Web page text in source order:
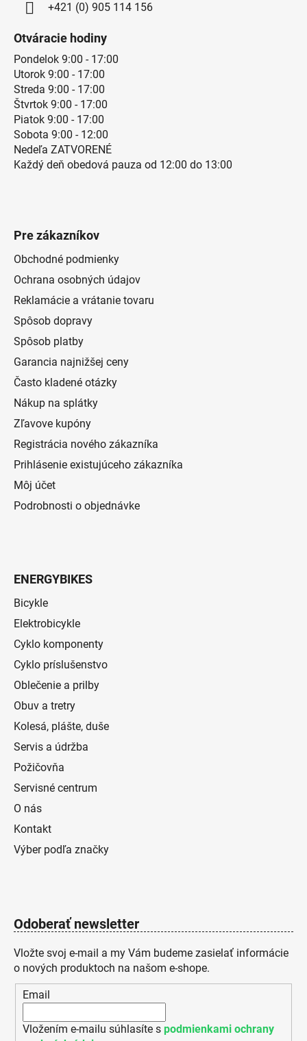
+421 (0) 905 114 156
Otváracie hodiny
Pondelok 9:00 - 17:00
Utorok 9:00 - 17:00
Streda 9:00 - 17:00
Štvrtok 9:00 - 17:00
Piatok 9:00 - 17:00
Sobota 9:00 - 12:00
Nedeľa ZATVORENÉ
Každý deň obedová pauza od 12:00 do 13:00
Pre zákazníkov
Obchodné podmienky
Ochrana osobných údajov
Reklamácie a vrátanie tovaru
Spôsob dopravy
Spôsob platby
Garancia najnižšej ceny
Často kladené otázky
Nákup na splátky
Zľavove kupóny
Registrácia nového zákazníka
Prihlásenie existujúceho zákazníka
Môj účet
Podrobnosti o objednávke
ENERGYBIKES
Bicykle
Elektrobicykle
Cyklo komponenty
Cyklo príslušenstvo
Oblečenie a prilby
Obuv a tretry
Kolesá, plášte, duše
Servis a údržba
Požičovňa
Servisné centrum
O nás
Kontakt
Výber podľa značky
Odoberať newsletter
Vložte svoj e-mail a my Vám budeme zasielať informácie
o nových produktoch na našom e-shope.
Email
Vložením e-mailu súhlasíte s podmienkami ochrany